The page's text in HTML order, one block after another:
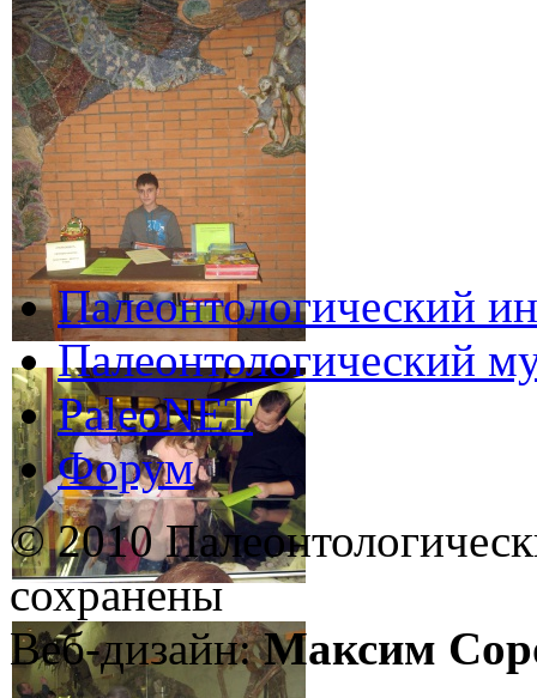
Палеонтологический
Палеонтологический
PaleoNET
Форум
© 2010
сохранены
Веб-дизайн:Максим